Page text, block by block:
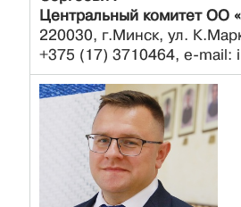
Центральный комитет ОО
220030, г.Минск, ул.
+375 (17) 3710464, e-mail: